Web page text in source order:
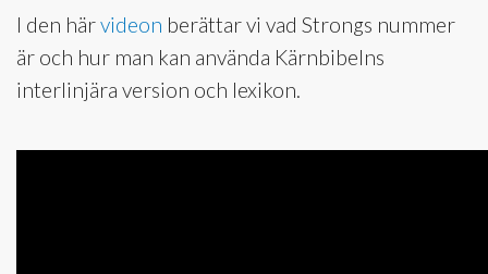
I den härvideon berättar vi vad Strongs nummer
är och hur man kan använda Kärnbibelns
interlinjära version och lexikon.